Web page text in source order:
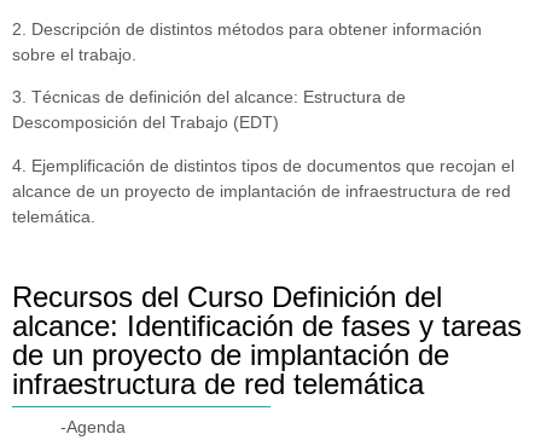
2. Descripción de distintos métodos para obtener información
sobre el trabajo.
3. Técnicas de definición del alcance: Estructura de
Descomposición del Trabajo (EDT)
4. Ejemplificación de distintos tipos de documentos que recojan el
alcance de un proyecto de implantación de infraestructura de red
telemática.
Recursos del Curso Definición del
alcance: Identificación de fases y tareas
de un proyecto de implantación de
infraestructura de red telemática
-Agenda